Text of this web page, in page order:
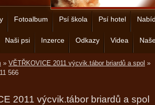
Fotoalbum Psí škola Psí hotel
Naši psi Inzerce Odkazy Videa
» VĚTŘKOVICE 2011 výcvik.tábor briardů a spol »
566
2011 výcvik.tábor briardů a spol